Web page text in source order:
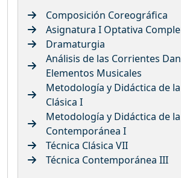
Composición Coreográfica
Asignatura I Optativa
Dramaturgia
Análisis de las Corrientes
Elementos Musicales
Metodología y Didáctica de la
Clásica I
Metodología y Didáctica de la
Contemporánea I
Técnica Clásica VII
Técnica Contemporánea III